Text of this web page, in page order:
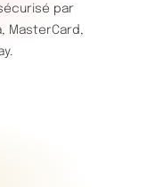
par
MasterCard,